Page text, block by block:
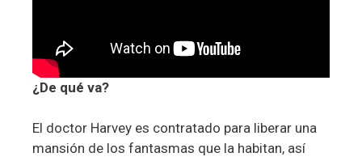
¿De qué va?
El doctor Harvey es contratado para liberar una
mansión de los fantasmas que la habitan, así